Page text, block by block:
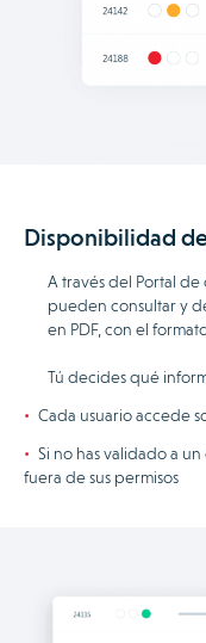
Disponibilidad
A través del Portal de
pueden consultar y
en PDF, con el
Tú decides qué
Cada usuario accede
Si no has validado a
fuera de sus permisos